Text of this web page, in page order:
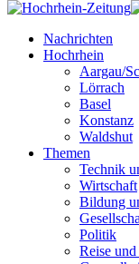
Nachrichten
Hochrhein
Aargau/
Lörrach
Basel
Konstanz
Waldshut
Themen
Technik
Wirtschaft
Bildung
Politik
Reise